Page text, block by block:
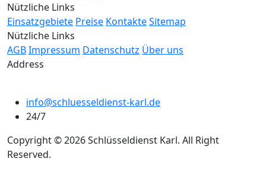
Nützliche Links
Einsatzgebiete Preise KontakteSitemap
Nützliche Links
AGBImpressum Datenschutz Über uns
Address
info@schluesseldienst-karl.de
24/7
Copyright © 2026 Schlüsseldienst Karl. All Right
Reserved.